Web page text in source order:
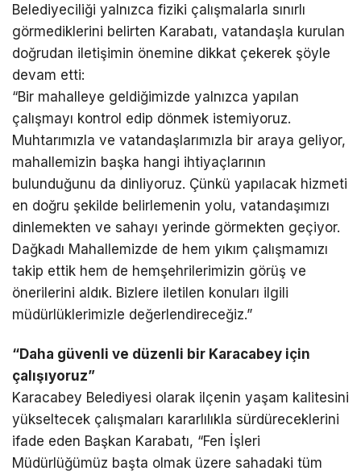
Belediyeciliği yalnızca fiziki çalışmalarla sınırlı
görmediklerini belirten Karabatı, vatandaşla kurulan
doğrudan iletişimin önemine dikkat çekerek şöyle
devam etti:
“Bir mahalleye geldiğimizde yalnızca yapılan
çalışmayı kontrol edip dönmek istemiyoruz.
Muhtarımızla ve vatandaşlarımızla bir araya geliyor,
mahallemizin başka hangi ihtiyaçlarının
bulunduğunu da dinliyoruz. Çünkü yapılacak hizmeti
en doğru şekilde belirlemenin yolu, vatandaşımızı
dinlemekten ve sahayı yerinde görmekten geçiyor.
Dağkadı Mahallemizde de hem yıkım çalışmamızı
takip ettik hem de hemşehrilerimizin görüş ve
önerilerini aldık. Bizlere iletilen konuları ilgili
müdürlüklerimizle değerlendireceğiz.”
“Daha güvenli ve düzenli bir Karacabey için
çalışıyoruz”
Karacabey Belediyesi olarak ilçenin yaşam kalitesini
yükseltecek çalışmaları kararlılıkla sürdüreceklerini
ifade eden Başkan Karabatı, “Fen İşleri
Müdürlüğümüz başta olmak üzere sahadaki tüm